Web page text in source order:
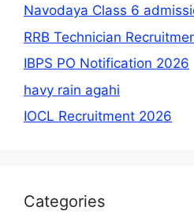
Navodaya Class 6
RRB Technician
IBPS PO Notification 2026
havy rain agahi
IOCL Recruitment 2026
Categories